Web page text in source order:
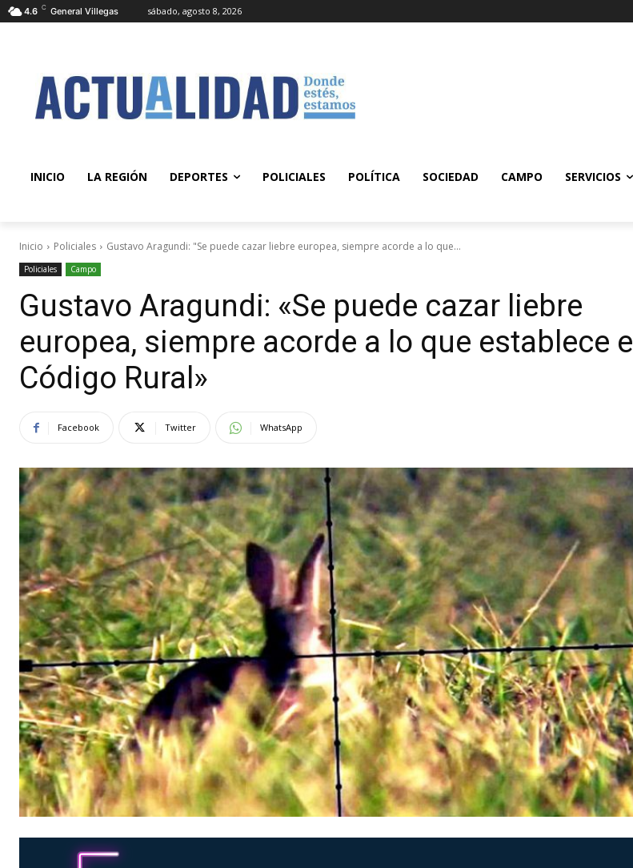
4.6 C General Villegas sábado, agosto 8, 2026
INICIO LA REGIÓN DEPORTES POLICIALES POLÍTICA SOCIEDAD CAMPO SERVICIOS
Inicio Policiales Gustavo Aragundi: "Se puede cazar liebre europea, siempre acorde a lo que...
Policiales Campo
Gustavo Aragundi: «Se puede cazar liebre
europea, siempre acorde a lo que establece el
Código Rural»
Facebook Twitter WhatsApp